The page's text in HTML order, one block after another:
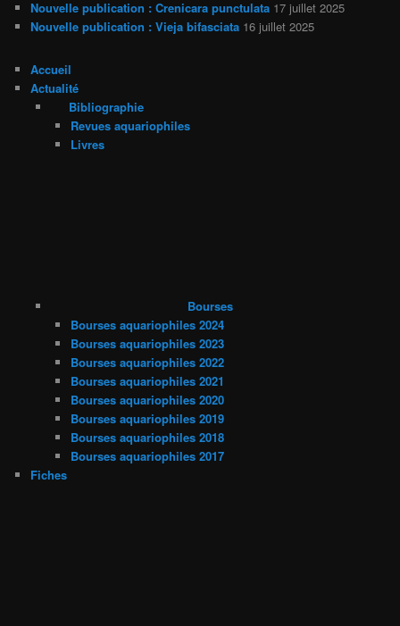
Nouvelle publication : Crenicara punctulata 17 juillet 2025
Nouvelle publication : Vieja bifasciata 16 juillet 2025
Accueil
Actualité
Bibliographie
Revues aquariophiles
Livres
Bourses
Bourses aquariophiles 2024
Bourses aquariophiles 2023
Bourses aquariophiles 2022
Bourses aquariophiles 2021
Bourses aquariophiles 2020
Bourses aquariophiles 2019
Bourses aquariophiles 2018
Bourses aquariophiles 2017
Fiches